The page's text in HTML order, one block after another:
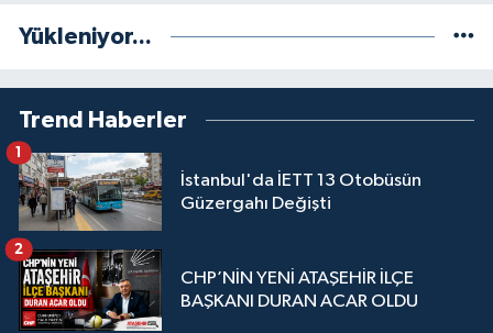
Yükleniyor...
Trend Haberler
İstanbul'da İETT 13 Otobüsün
Güzergahı Değişti
1
CHP’NİN YENİ ATAŞEHİR İLÇE
BAŞKANI DURAN ACAR OLDU
2